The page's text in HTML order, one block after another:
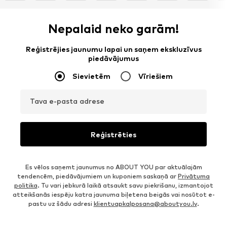
Nepalaid neko garām!
Reģistrējies jaunumu lapai un saņem ekskluzīvus
piedāvājumus
Sievietēm Vīriešiem
Tava e-pasta adrese
Reģistrēties
Es vēlos saņemt jaunumus no ABOUT YOU par aktuālajām
tendencēm, piedāvājumiem un kuponiem saskaņā ar Privātuma
politika. Tu vari jebkurā laikā atsaukt savu piekrišanu, izmantojot
atteikšanās iespēju katra jaunuma biļetena beigās vai nosūtot e-
pastu uz šādu adresi klientuapkalposana@aboutyou.lv.